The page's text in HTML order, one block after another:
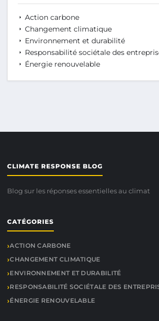
Action carbone
Changement climatique
Environnement et durabilité
Responsabilité sociétale des
Énergie renouvelable
CLIMATE RESPONSE BLOG
Blog sur les réponses essentielles au climat
CATÉGORIES
ACTION CARBONE
CHANGEMENT CLIMATIQUE
ENVIRONNEMENT ET DURABILITÉ
RESPONSABILITÉ SOCIÉTALE DES
ÉNERGIE RENOUVELABLE